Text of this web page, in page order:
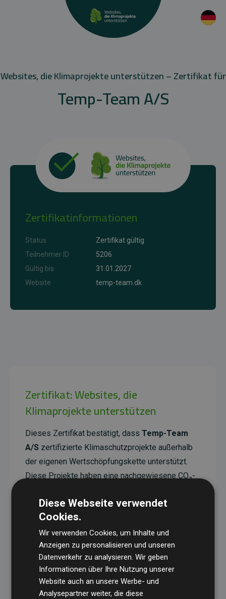
Websites, die Klimaprojekte unterstützen – Zertifikat für
Temp-Team A/S
Zertifikatinformationen
Status
Zertifikat gültig
Teilnehmer ID
5206
Gültig bis
31.01.2027
Website
temp-team.dk
Zertifikat: Websites, die
Klimaprojekte unterstützen
Dieses Zertifikat bestätigt, dass Temp-Team
A/S zertifizierte Klimaschutzprojekte außerhalb
der eigenen Wertschöpfungskette unterstützt.
Diese Projekte haben eine nachgewiesene CO₂-
Doppelten der geschätzten Emissionen der
Website entspricht.
Alle unterstützten Projekte werden durch
Standardverifiziert und erfüllen höchste
Anforderungen an Qualität, tatsächliche
Klimawirkung und Transparenz. Weitere
Informationen zu den einzelnen Projekten finden
Diese Webseite verwendet
Cookies.
Wir verwenden Cookies, um Inhalte und
Anzeigen zu personalisieren und unseren
Datenverkehr zu analysieren. Wir geben
Informationen über Ihre Nutzung unserer
Website auch an unsere Werbe- und
Analysepartner weiter, die diese